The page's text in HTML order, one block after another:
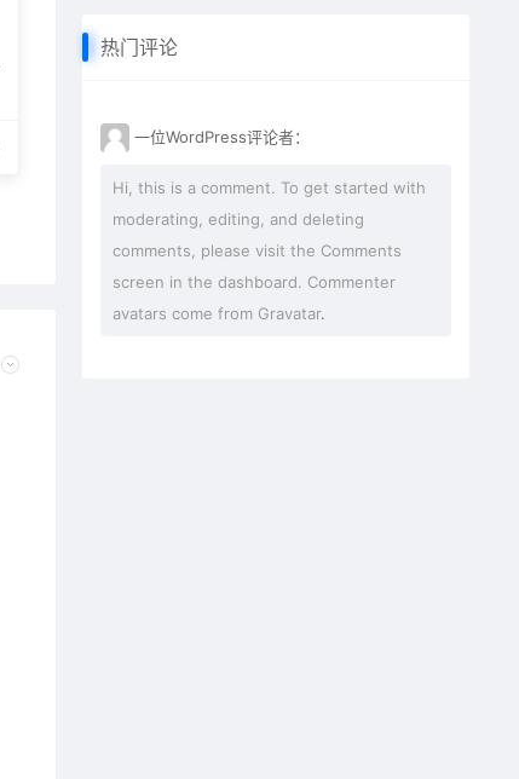
热门评论
一位WordPress评论者：
Hi, this is a comment. To get started with
moderating, editing, and deleting
comments, please visit the Comments
screen in the dashboard. Commenter
avatars come from Gravatar.